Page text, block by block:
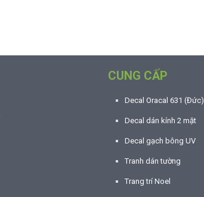
CUNG CẤP
Decal Oracal 631 (Đức)
Decal dán kính 2 mặt
Decal gạch bông UV
Tranh dán tường
Trang trí Noel